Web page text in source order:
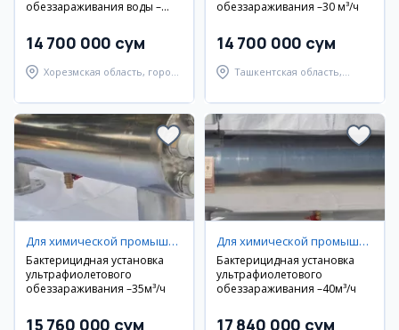
обеззараживания воды –
14 700 000 сум
Хорезмская область, город
обеззараживания –30 м³/ч
14 700 000 сум
Ташкентская область,
Для химической промышленности / фармацевтики / медицины
Бактерицидная установка
ультрафиолетового
обеззараживания –35м³/ч
15 760 000 сум
Для химической промышленности / фармацевтики / медицины
Бактерицидная установка
ультрафиолетового
обеззараживания –40м³/ч
17 840 000 сум